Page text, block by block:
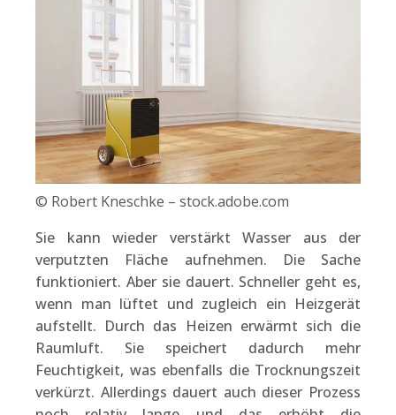
© Robert Kneschke – stock.adobe.com
Sie kann wieder verstärkt Wasser aus der
verputzten Fläche aufnehmen. Die Sache
funktioniert. Aber sie dauert. Schneller geht es,
wenn man lüftet und zugleich ein Heizgerät
aufstellt. Durch das Heizen erwärmt sich die
Raumluft. Sie speichert dadurch mehr
Feuchtigkeit, was ebenfalls die Trocknungszeit
verkürzt. Allerdings dauert auch dieser Prozess